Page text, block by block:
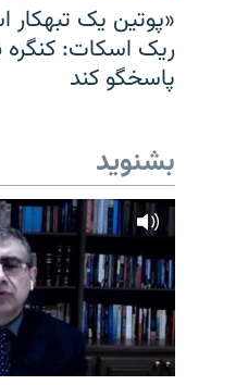
«پوتین یک تبهکار
ریک اسکات: کنگره
پاسخگو کند
بشنوید